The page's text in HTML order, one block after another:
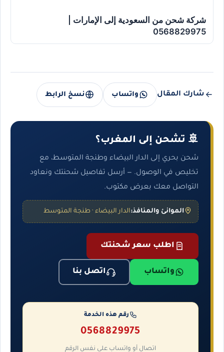
شركة شحن من السعودية إلى الإمارات |
0568829975
شارك المقال واتساب نسخ الرابط
🚢 تشحن إلى المغرب؟
شحن بحري إلى الدار البيضاء وطنجة المتوسط، مع
تخليص في الوصول. — أرسل تفاصيل شحنتك ونعاود
التواصل معك بعرض مكتوب.
الموانئ والمنافذ:الدار البيضاء · طنجة المتوسط
اطلب سعر شحنتك
واتساب اتصل بنا
رقم هذه الخدمة
0568829975
اتصال أو واتساب على نفس الرقم